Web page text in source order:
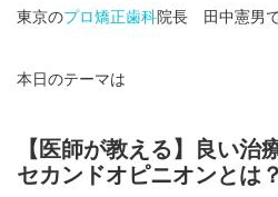
東京のプロ矯正歯科院長 田中憲男
本日のテーマは
【医師が教える】良い治
セカンドオピニオンとは？